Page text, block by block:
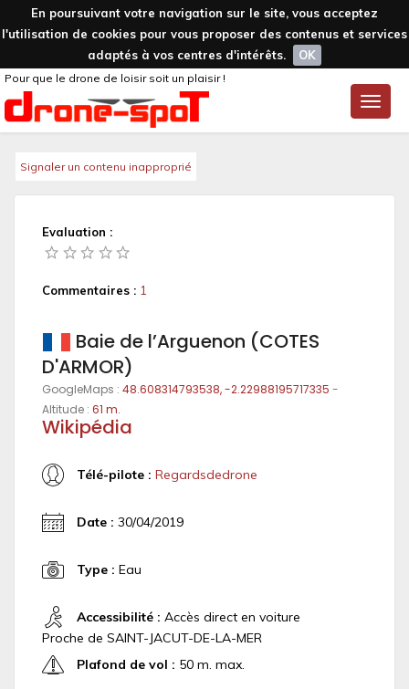
En poursuivant votre navigation sur le site, vous acceptez
l'utilisation de cookies pour vous proposer des contenus et services
adaptés à vos centres d'intérêts.
OK
Toggle
Pour que le drone de loisir soit un plaisir !
Signaler un contenu inapproprié
Evaluation :
Commentaires : 1
Baie de l’Arguenon (COTES
D'ARMOR)
GoogleMaps : 48.608314793538, -2.22988195717335 -
Altitude : 61 m.
Wikipédia
Télé-pilote : Regardsdedrone
Date : 30/04/2019
Type : Eau
Accessibilité : Accès direct en voiture
Proche de SAINT-JACUT-DE-LA-MER
Plafond de vol : 50 m. max.